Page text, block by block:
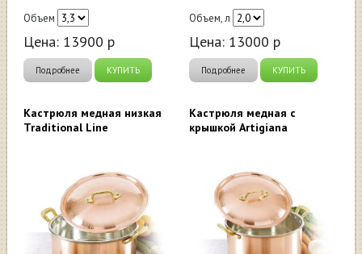
Объем
Цена: 13900 р
Подробнее КУПИТЬ
Объем, л
Цена: 13000 р
Подробнее КУПИТЬ
Кастрюля медная низкая
Traditional Line
Кастрюля медная с
крышкой Artigiana